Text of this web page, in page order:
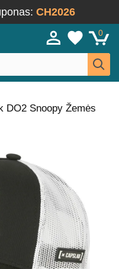
CH2026
0
DO2 Snoopy Žemės